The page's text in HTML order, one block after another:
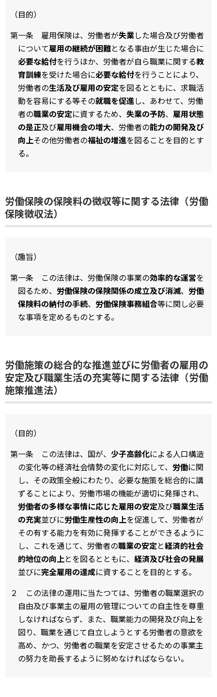
（目的）
第一条 雇用保険は、労働者が失業した場合及び労働者
について雇用の継続が困難となる事由が生じた場合に
必要な給付を行うほか、労働者が自ら職業に関する教
育訓練を受けた場合に必要な給付を行うことにより、
労働者の生活及び雇用の安定を図るとともに、求職活
動を容易にする等その就職を促進し、あわせて、労働
者の職業の安定に資するため、 失業の予防、 雇用状態
の是正及び雇用機会の増大、労働者の能力の開発及び
向上その他労働者の福祉の増進を図ることを目的とす
る。
労働保険の保険料の徴収等に関する法律（労働
保険徴収法）
（趣旨）
第一条 この法律は、労働保険の事業の効率的な運営を
図るため、 労働保険の保険関係の成立及び消滅、 労働
保険料の納付の手続、 労働保険事務組合等に関し必要
な事項を定めるものとする。
労働施策の総合的な推進並びに労働者の雇用の
安定及び職業生活の充実等に関する法律（労働
施策推進法）
（目的）
第一条 この法律は、国が、 少子高齢化による人口構造
の変化等の経済社会情勢の変化に対応して、 労働に関
し、その政策全般にわたり、必要な施策を総合的に講
ずることにより、労働市場の機能が適切に発揮され、
労働者の多様な事情に応じた雇用の安定及び職業生活
の充実並びに労働生産性の向上を促進して、労働者が
その有する能力を有効に発揮することができるように
し、これを通じて、労働者の職業の安定と経済的社会
的地位の向上とを図るとともに、 経済及び社会の発展
並びに完全雇用の達成に資することを目的とする。
２ この法律の運用に当たつては、労働者の職業選択の
自由及び事業主の雇用の管理についての自主性を尊重
しなければならず、また、職業能力の開発及び向上を
図り、職業を通じて自立しようとする労働者の意欲を
高め、かつ、労働者の職業を安定させるための事業主
の努力を助長するように努めなければならない。